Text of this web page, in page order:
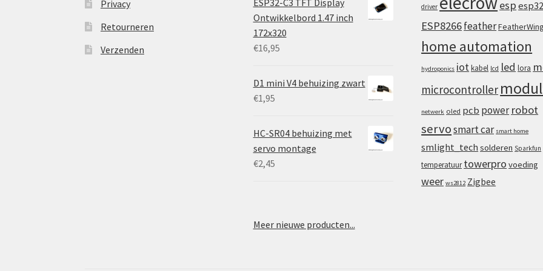
Privacy
Retourneren
Verzenden
ESP32-C3 TFT Display
Ontwikkelbord 1.47 inch
172x320
€16,95
D1 mini V4 behuizing zwart
€1,95
HC-SR04 behuizing met
servo montage
€2,45
Meer nieuwe producten...
driver espesp32
ESP8266featherFeatherWing
home automation
hydroponics iotkabel lcd led lora
microcontroller
netwerk oled pcb power robot
servosmart car smart home
smlight_tech solderen Sparkfun
temperatuur towerpro voeding
weer ws2812 Zigbee